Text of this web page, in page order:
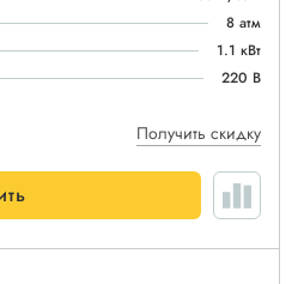
8 атм
1.1 кВт
220 В
Получить скидку